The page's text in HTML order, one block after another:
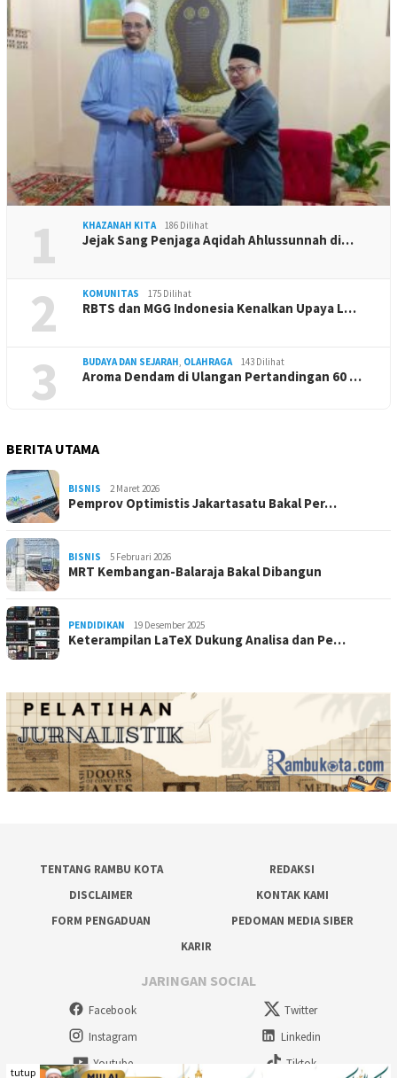
1 KHAZANAH KITA 186 Dilihat
Jejak Sang Penjaga Aqidah Ahlussunnah di…
2 KOMUNITAS 175 Dilihat
RBTS dan MGG Indonesia Kenalkan Upaya L…
3 BUDAYA DAN SEJARAH, OLAHRAGA 143 Dilihat
Aroma Dendam di Ulangan Pertandingan 60 …
BERITA UTAMA
BISNIS 2 Maret 2026
Pemprov Optimistis Jakartasatu Bakal Per…
BISNIS 5 Februari 2026
MRT Kembangan-Balaraja Bakal Dibangun
PENDIDIKAN 19 Desember 2025
Keterampilan LaTeX Dukung Analisa dan Pe…
TENTANG RAMBU KOTA
REDAKSI
DISCLAIMER
KONTAK KAMI
FORM PENGADUAN
PEDOMAN MEDIA SIBER
KARIR
JARINGAN SOCIAL
Facebook
Twitter
Instagram
Linkedin
Youtube
Tiktok
tutup